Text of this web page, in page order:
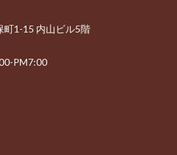
町1-15 内山ビル5階
PM7:00